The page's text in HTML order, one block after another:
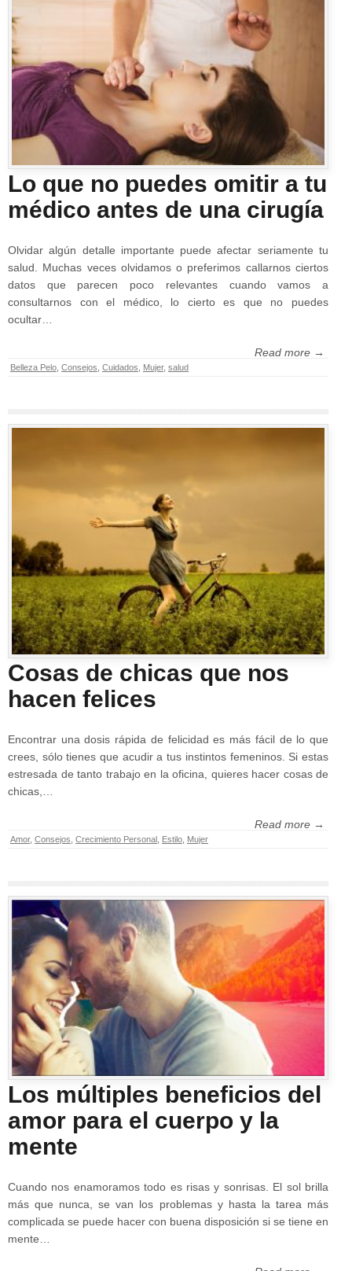
Lo que no puedes omitir a tu
médico antes de una cirugía
Olvidar algún detalle importante puede afectar seriamente tu
salud. Muchas veces olvidamos o preferimos callarnos ciertos
datos que parecen poco relevantes cuando vamos a
consultarnos con el médico, lo cierto es que no puedes
ocultar…
Read more →
Belleza Pelo Consejos Cuidados Mujer, salud
Cosas de chicas que nos
hacen felices
Encontrar una dosis rápida de felicidad es más fácil de lo que
crees, sólo tienes que acudir a tus instintos femeninos. Si estas
estresada de tanto trabajo en la oficina, quieres hacer cosas de
chicas,…
Read more →
Amor, Consejos Crecimiento Personal Estilo Mujer
Los múltiples beneficios del
amor para el cuerpo y la
mente
Cuando nos enamoramos todo es risas y sonrisas. El sol brilla
más que nunca, se van los problemas y hasta la tarea más
complicada se puede hacer con buena disposición si se tiene en
mente…